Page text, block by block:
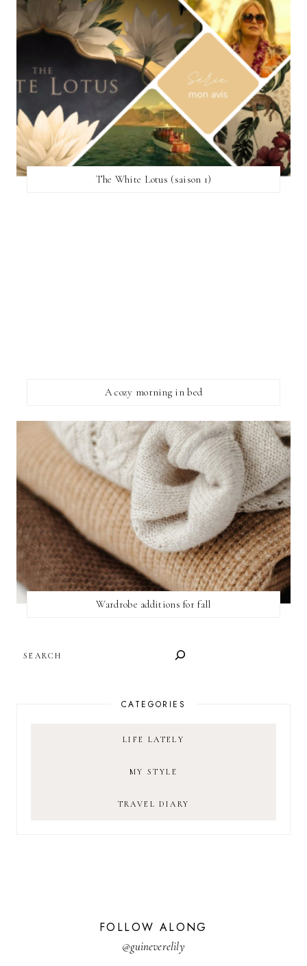
The White Lotus (saison 1)
A cozy morning in bed
Wardrobe additions for fall
CATEGORIES
LIFE LATELY
MY STYLE
TRAVEL DIARY
FOLLOW ALONG
@guineverelily